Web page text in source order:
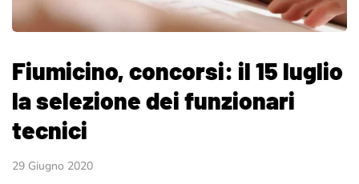
Fiumicino, concorsi: il 15 luglio
la selezione dei funzionari
tecnici
29 Giugno 2020